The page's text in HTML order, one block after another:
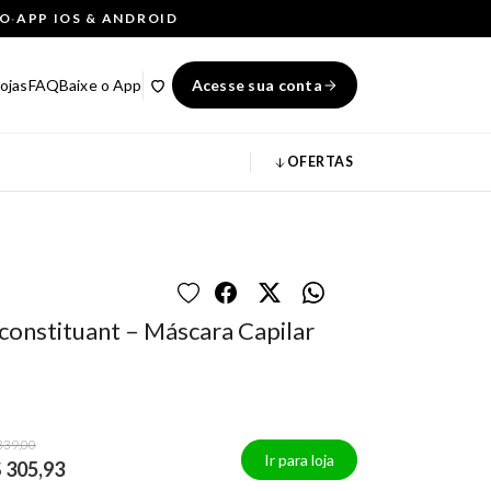
·APP IOS & ANDROID
FAQBaixe o App Acesse sua conta
OFERTAS
– Máscara Capilar
305,93 Ir para loja